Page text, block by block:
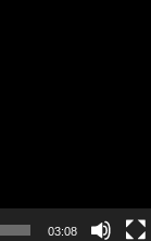
03:08